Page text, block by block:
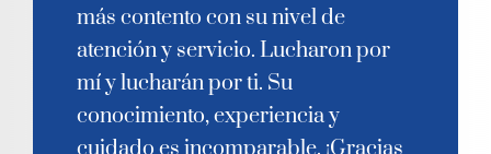
más contento con su nivel de
atención y servicio. Lucharon por
mí y lucharán por ti. Su
conocimiento, experiencia y